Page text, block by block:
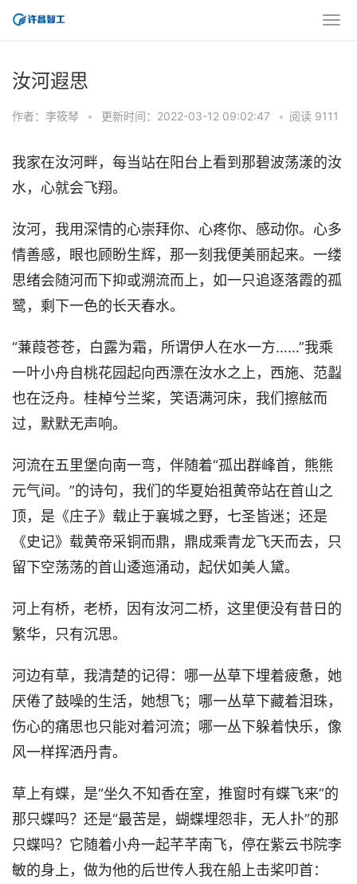
汝河遐思
作者：李筱琴 • 更新时间：2022-03-12 09:02:47 • 阅读 9111
我家在汝河畔，每当站在阳台上看到那碧波荡漾的汝
水，心就会飞翔。
汝河，我用深情的心崇拜你、心疼你、感动你。心多
情善感，眼也顾盼生辉，那一刻我便美丽起来。一缕
思绪会随河而下抑或溯流而上，如一只追逐落霞的孤
鹭，剩下一色的长天春水。
“蒹葭苍苍，白露为霜，所谓伊人在水一方……”我乘
一叶小舟自桃花园起向西漂在汝水之上，西施、范蠫
也在泛舟。桂棹兮兰桨，笑语满河床，我们擦舷而
过，默默无声响。
河流在五里堡向南一弯，伴随着“孤出群峰首，熊熊
元气间。”的诗句，我们的华夏始祖黄帝站在首山之
顶，是《庄子》载止于襄城之野，七圣皆迷；还是
《史记》载黄帝采铜而鼎，鼎成乘青龙飞天而去，只
留下空荡荡的首山逶迤涌动，起伏如美人黛。
河上有桥，老桥，因有汝河二桥，这里便没有昔日的
繁华，只有沉思。
河边有草，我清楚的记得：哪一丛草下埋着疲惫，她
厌倦了鼓噪的生活，她想飞；哪一丛草下藏着泪珠，
伤心的痛思也只能对着河流；哪一丛下躲着快乐，像
风一样挥洒丹青。
草上有蝶，是“坐久不知香在室，推窗时有蝶飞来”的
那只蝶吗？还是“最苦是，蝴蝶埋怨非，无人扑”的那
只蝶吗？它随着小舟一起芊芊南飞，停在紫云书院李
敏的身上，做为他的后世传人我在船上击桨叩首：